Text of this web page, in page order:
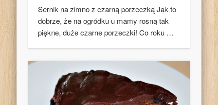
Sernik na zimno z czarną porzeczką Jak to
dobrze, że na ogródku u mamy rosną tak
piękne, duże czarne porzeczki! Co roku …